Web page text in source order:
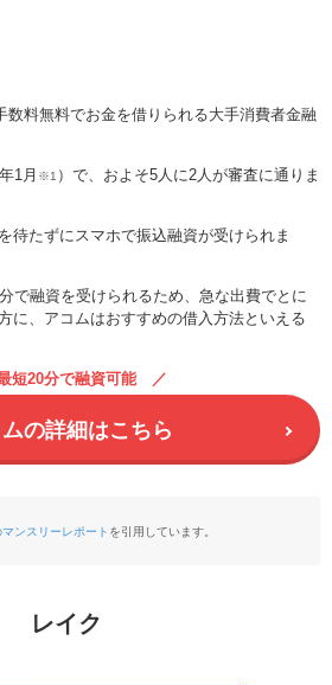
数料無料でお金を借りられる大手消費者金融
1月 ※1 ）で、およそ5人に2人が審査に通りま
待たずにスマホで振込融資が受けられま
で融資を受けられるため、急な出費でとに
に、アコムはおすすめの借入方法といえる
短20分で融資可能
の詳細はこちら
ンスリーレポート を引用しています。
レイク